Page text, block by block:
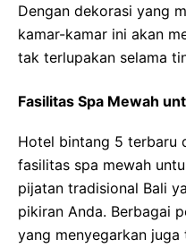
Dengan dekorasi yang
kamar-kamar ini akan
tak terlupakan selama
Fasilitas Spa Mewah
Hotel bintang 5 terbaru
fasilitas spa mewah
pijatan tradisional Bali
pikiran Anda. Berbagai
yang menyegarkan